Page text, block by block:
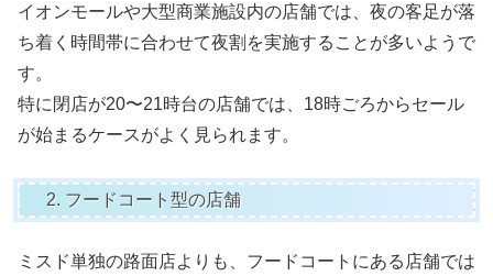
イオンモールや大型商業施設内の店舗では、夜の客足が落
ち着く時間帯に合わせて夜割を実施することが多いようで
す。
特に閉店が20〜21時台の店舗では、18時ごろからセール
が始まるケースがよく見られます。
2. フードコート型の店舗
ミスド単独の路面店よりも、フードコートにある店舗では